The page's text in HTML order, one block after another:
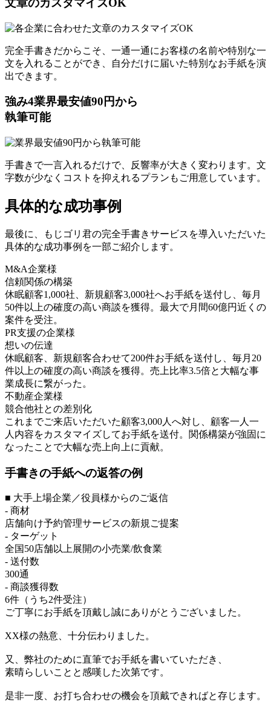
文章のカスタマイズOK
完全手書きだからこそ、一通一通にお客様の名前や特別な一
文を入れることができ、自分だけに届いた特別なお手紙を演
出できます。
強み4業界最安値90円から
執筆可能
手書きで一言入れるだけで、反響率が大きく変わります。文
字数が少なくコストを抑えれるプランもご用意しています。
具体的な成功事例
最後に、もじゴリ君の完全手書きサービスを導入いただいた
具体的な成功事例を一部ご紹介します。
M&A企業様
信頼関係の構築
休眠顧客1,000社、新規顧客3,000社へお手紙を送付し、毎月
50件以上の確度の高い商談を獲得。最大で月間60億円近くの
案件を受注。
PR支援の企業様
想いの伝達
休眠顧客、新規顧客合わせて200件お手紙を送付し、毎月20
件以上の確度の高い商談を獲得。売上比率3.5倍と大幅な事
業成長に繋がった。
不動産企業様
競合他社との差別化
これまでご来店いただいた顧客3,000人へ対し、顧客一人一
人内容をカスタマイズしてお手紙を送付。関係構築が強固に
なったことで大幅な売上向上に貢献。
手書きの手紙への返答の例
■ 大手上場企業／役員様からのご返信
- 商材
店舗向け予約管理サービスの新規ご提案
- ターゲット
全国50店舗以上展開の小売業/飲食業
- 送付数
300通
- 商談獲得数
6件（うち2件受注）
ご丁寧にお手紙を頂戴し誠にありがとうございました。
XX様の熱意、十分伝わりました。
又、弊社のために直筆でお手紙を書いていただき、
素晴らしいことと感嘆した次第です。
是非一度、お打ち合わせの機会を頂戴できればと存じます。